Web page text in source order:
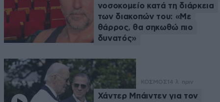
νοσοκομείο κατά τη διάρκεια
των διακοπών του: «Με
θάρρος, θα σηκωθώ πιο
δυνατός»
ΚΟΣΜΟΣ 14 λ. πριν
Χάντερ Μπάιντεν για τον